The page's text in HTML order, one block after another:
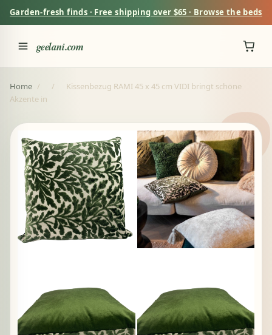
Garden-fresh finds · Free shipping over $65 · Browse the beds
geelani.com
Home / /
Kissenbezug RAMI 45 x 45 cm VIDI bringt schöne
Akzente in